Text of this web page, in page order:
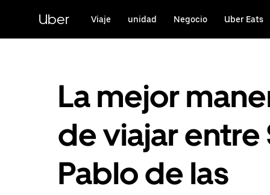
contenido
principal
Uber Viaje unidad Negocio Uber Eats
La mejor
de viajar entre
Pablo de las